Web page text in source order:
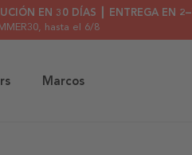
EN 30 DÍAS ┃ ENTREGA EN
, hasta el 6/8
Marcos